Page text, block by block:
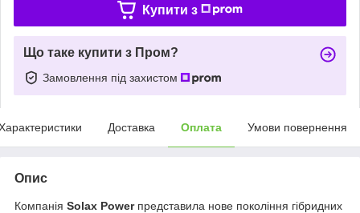
Купити з
Що таке купити з Пром?
Замовлення під захистом
Доставка Оплата Умови повернення
Опис
Компанія Solax Powerпредставила нове покоління гібридних